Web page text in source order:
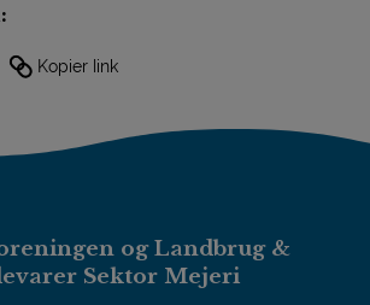
Kopier link
og Landbrug &
Sektor Mejeri